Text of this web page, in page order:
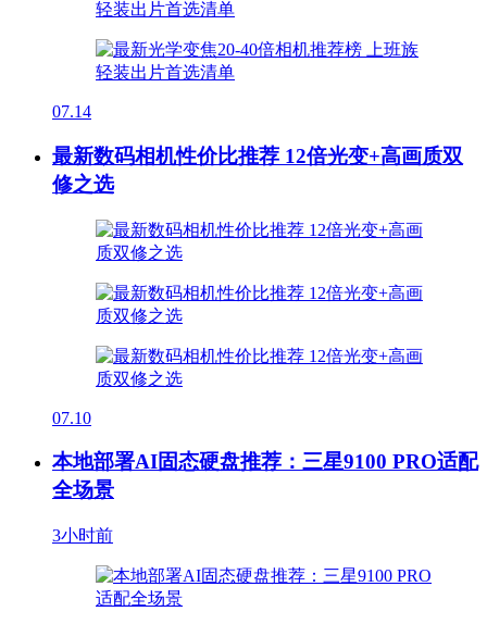
07.14
最新数码相机性价比推荐 12倍光变+高画质双
修之选
07.10
本地部署AI固态硬盘推荐：三星9100 PRO适配
全场景
3小时前